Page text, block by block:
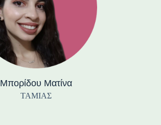
Μπορίδου Ματίνα
ΤΑΜΙΑΣ